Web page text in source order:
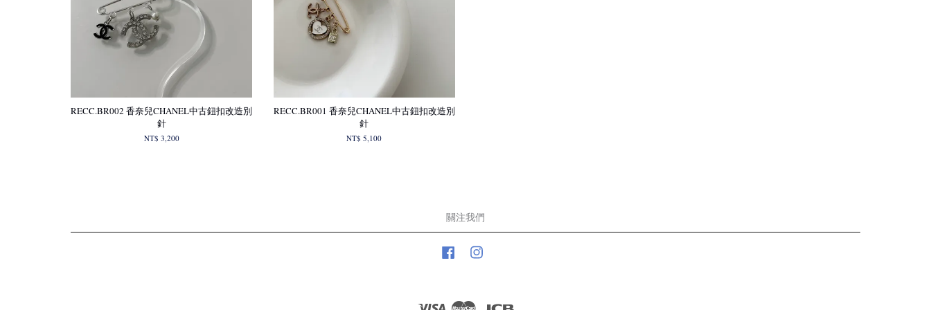
RECC.BR002 香奈兒CHANEL中古鈕扣改造別
針
NT$ 3,200
RECC.BR001 香奈兒CHANEL中古鈕扣改造別
針
NT$ 5,100
關注我們
Facebook
Visa Master